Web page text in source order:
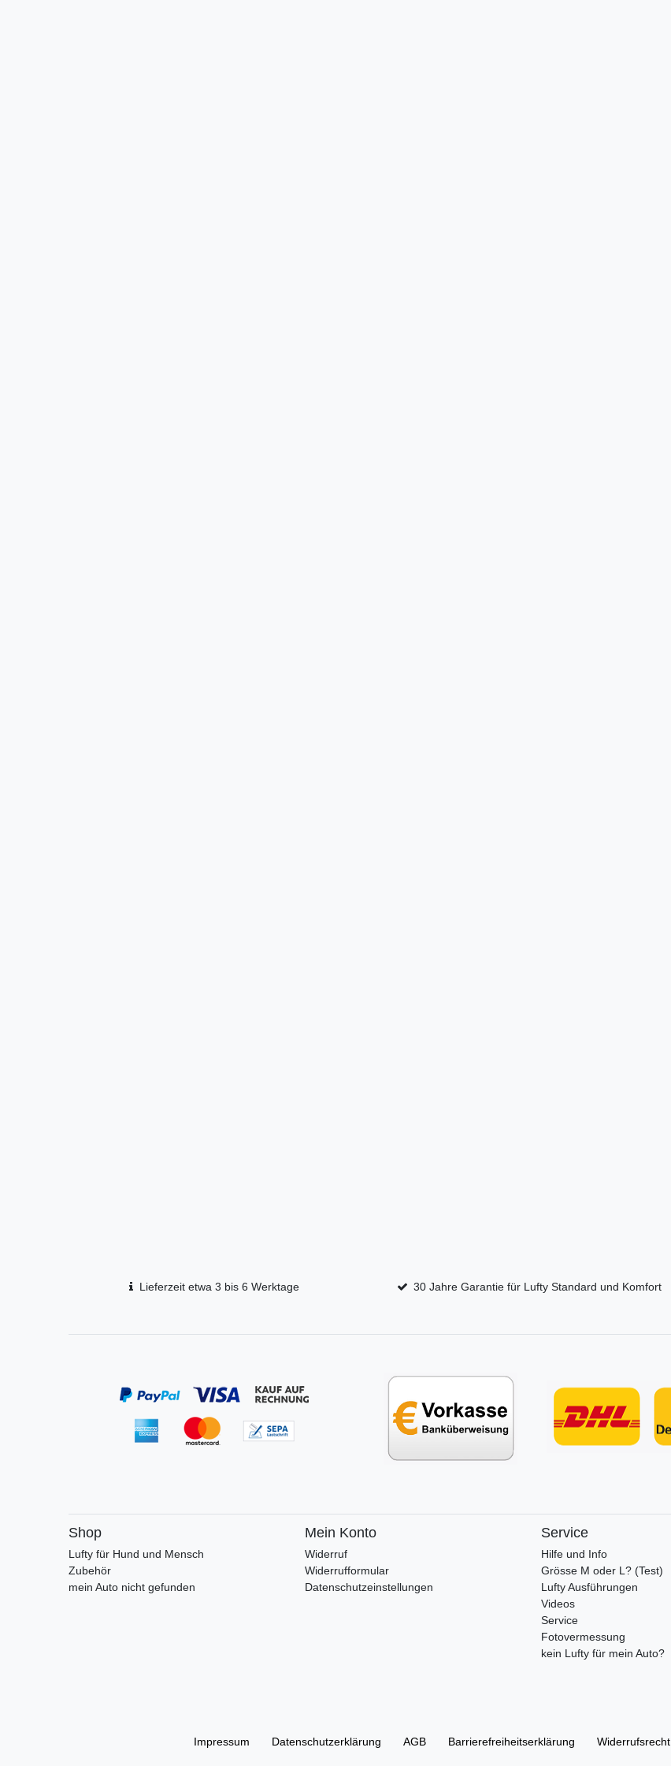
Lieferzeit etwa 3 bis 6 Werktage 30 Jahre Garantie für Lufty Standard und Komfort
Shop
Lufty für Hund und Mensch
Zubehör
mein Auto nicht gefunden
Mein Konto
Widerruf
Widerrufformular
Datenschutzeinstellungen
Service
Hilfe und Info
Grösse M oder L? (Test)
Lufty Ausführungen
Videos
Service
Fotovermessung
kein Lufty für mein Auto?
Impressum Daten­schutz­erklärung AGB Barrierefreiheitserklärung Widerrufs­recht